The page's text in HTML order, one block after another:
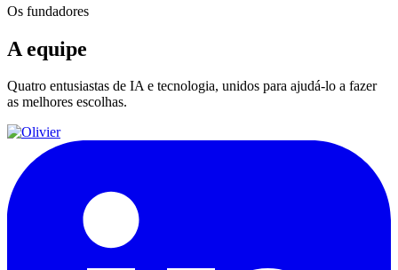
Os fundadores
A equipe
Quatro entusiastas de IA e tecnologia, unidos para ajudá-lo a fazer
as melhores escolhas.